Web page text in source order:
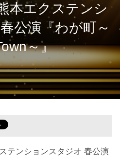
本エクステンシ
公演『わが町～
～』
テンションスタジオ 春公演